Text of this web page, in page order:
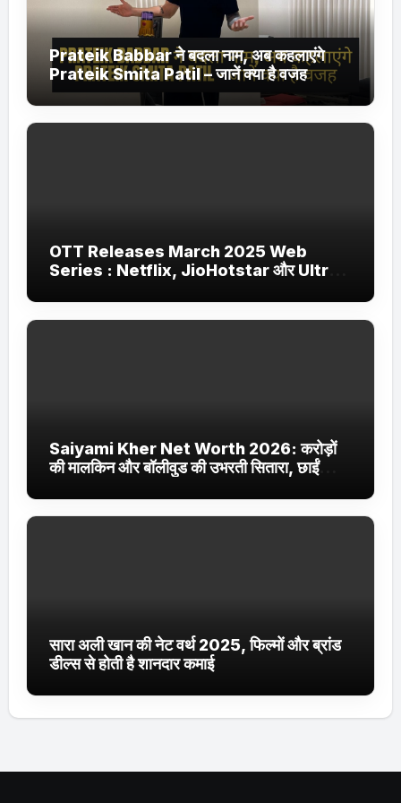
Prateik Babbar ने बदला नाम, अब कहलाएंगे
Prateik Smita Patil – जानें क्या है वजह
OTT Releases March 2025 Web
Series : Netflix, JioHotstar और Ultra
Saiyami Kher Net Worth 2026: करोड़ों
की मालकिन और बॉलीवुड की उभरती सितारा, छाईं
सारा अली खान की नेट वर्थ 2025, फिल्मों और ब्रांड
डील्स से होती है शानदार कमाई